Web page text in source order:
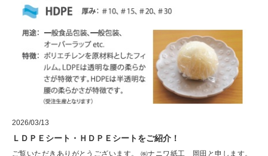
2026/03/13
ＬＤＰＥシート・ＨＤＰＥシートをご紹介！
ご覧いただきありがとうございます。 ㈱ナニワ紙工 岡田と申します。